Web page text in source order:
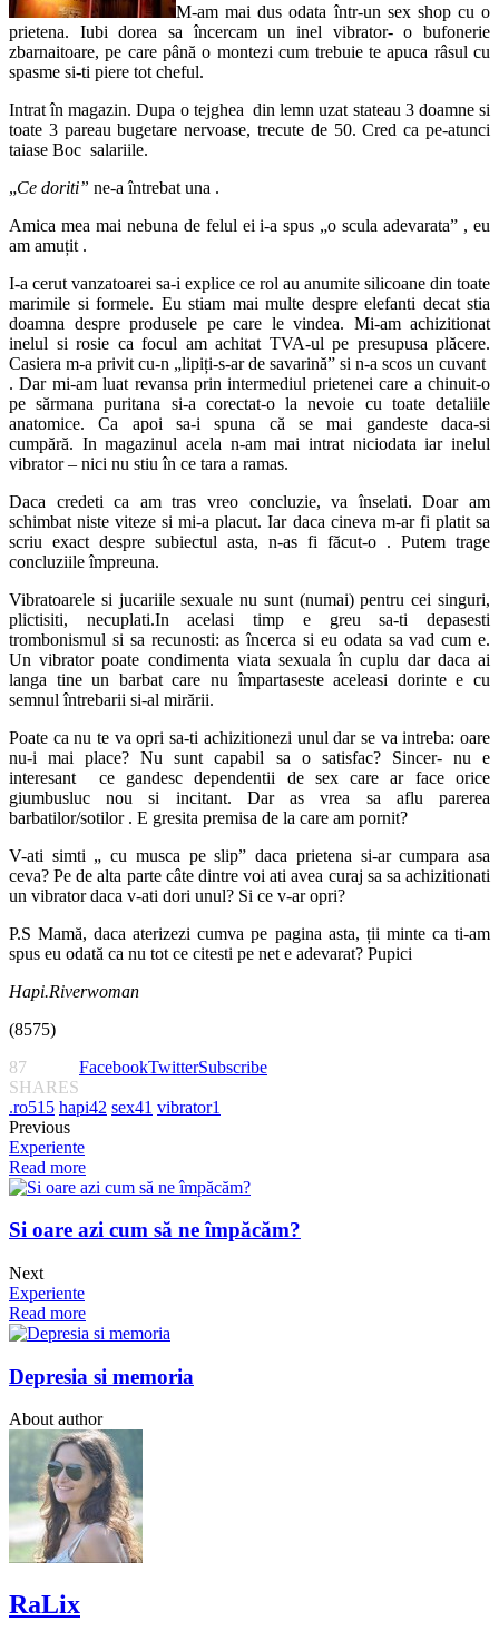
M-am mai dus odata într-un sex shop cu o
prietena. Iubi dorea sa încercam un inel vibrator- o bufonerie
zbarnaitoare, pe care până o montezi cum trebuie te apuca râsul cu
spasme si-ti piere tot cheful.
Intrat în magazin. Dupa o tejghea din lemn uzat stateau 3 doamne si
toate 3 pareau bugetare nervoase, trecute de 50. Cred ca pe-atunci
taiase Boc salariile.
„Ce doriti” ne-a întrebat una .
Amica mea mai nebuna de felul ei i-a spus „o scula adevarata” , eu
am amuțit .
I-a cerut vanzatoarei sa-i explice ce rol au anumite silicoane din toate
marimile si formele. Eu stiam mai multe despre elefanti decat stia
doamna despre produsele pe care le vindea. Mi-am achizitionat
inelul si rosie ca focul am achitat TVA-ul pe presupusa plăcere.
Casiera m-a privit cu-n „lipiți-s-ar de savarină” si n-a scos un cuvant
. Dar mi-am luat revansa prin intermediul prietenei care a chinuit-o
pe sărmana puritana si-a corectat-o la nevoie cu toate detaliile
anatomice. Ca apoi sa-i spuna că se mai gandeste daca-si
cumpără. In magazinul acela n-am mai intrat niciodata iar inelul
vibrator – nici nu stiu în ce tara a ramas.
Daca credeti ca am tras vreo concluzie, va înselati. Doar am
schimbat niste viteze si mi-a placut. Iar daca cineva m-ar fi platit sa
scriu exact despre subiectul asta, n-as fi făcut-o . Putem trage
concluziile împreuna.
Vibratoarele si jucariile sexuale nu sunt (numai) pentru cei singuri,
plictisiti, necuplati.In acelasi timp e greu sa-ti depasesti
trombonismul si sa recunosti: as încerca si eu odata sa vad cum e.
Un vibrator poate condimenta viata sexuala în cuplu dar daca ai
langa tine un barbat care nu împartaseste aceleasi dorinte e cu
semnul întrebarii si-al mirării.
Poate ca nu te va opri sa-ti achizitionezi unul dar se va intreba: oare
nu-i mai place? Nu sunt capabil sa o satisfac? Sincer- nu e
interesant ce gandesc dependentii de sex care ar face orice
giumbusluc nou si incitant. Dar as vrea sa aflu parerea
barbatilor/sotilor . E gresita premisa de la care am pornit?
V-ati simti „ cu musca pe slip” daca prietena si-ar cumpara asa
ceva? Pe de alta parte câte dintre voi ati avea curaj sa sa achizitionati
un vibrator daca v-ati dori unul? Si ce v-ar opri?
P.S Mamă, daca aterizezi cumva pe pagina asta, ții minte ca ti-am
spus eu odată ca nu tot ce citesti pe net e adevarat? Pupici
Hapi.Riverwoman
(8575)
87
SHARES
FacebookTwitterSubscribe
.ro515 hapi42 sex41 vibrator1
Previous
Experiente
Read more
Si oare azi cum să ne împăcăm?
Next
Experiente
Read more
Depresia si memoria
About author
RaLix